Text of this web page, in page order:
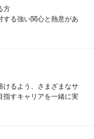
方
する強い関心と熱意があ
けるよう、さまざまなサ
指すキャリアを一緒に実